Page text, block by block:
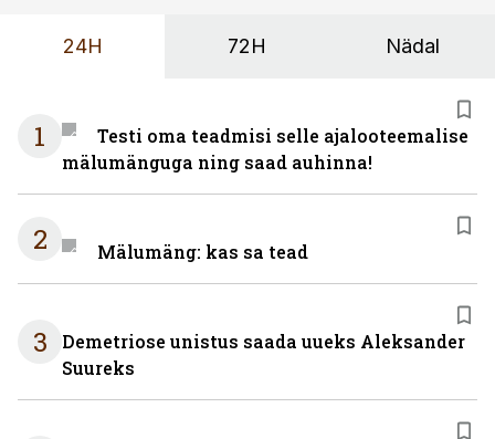
24H 72H Nädal
1
Testi oma teadmisi selle ajalooteemalise
mälumänguga ning saad auhinna!
2 Mälumäng: kas sa tead
3
Demetriose unistus saada uueks Aleksander
Suureks